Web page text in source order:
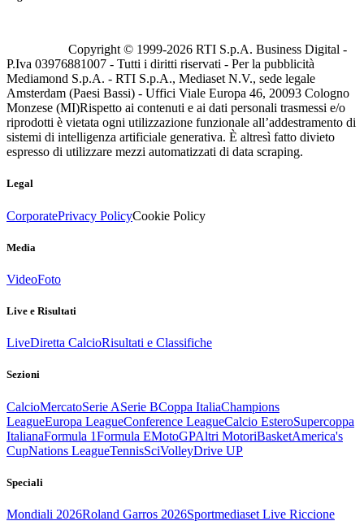
Copyright © 1999-2026 RTI S.p.A. Business Digital -
P.Iva 03976881007 - Tutti i diritti riservati - Per la pubblicità
Mediamond S.p.A. - RTI S.p.A., Mediaset N.V., sede legale
Amsterdam (Paesi Bassi) - Uffici Viale Europa 46, 20093 Cologno
Monzese (MI)Rispetto ai contenuti e ai dati personali trasmessi e/o
riprodotti è vietata ogni utilizzazione funzionale all’addestramento di
sistemi di intelligenza artificiale generativa. È altresì fatto divieto
espresso di utilizzare mezzi automatizzati di data scraping.
Legal
CorporatePrivacy PolicyCookie Policy
Media
VideoFoto
Live e Risultati
LiveDiretta CalcioRisultati e Classifiche
Sezioni
CalcioMercatoSerie ASerie BCoppa ItaliaChampions
LeagueEuropa LeagueConference LeagueCalcio EsteroSupercoppa
ItalianaFormula 1Formula EMotoGPAltri MotoriBasketAmerica's
CupNations LeagueTennisSciVolleyDrive UP
Speciali
Mondiali 2026Roland Garros 2026Sportmediaset Live Riccione